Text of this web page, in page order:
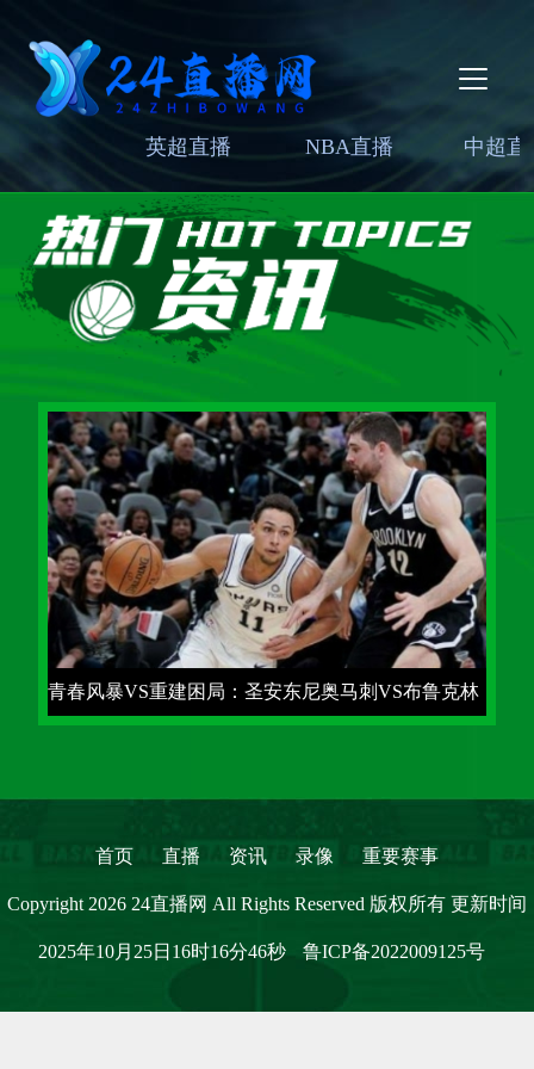
英超直播 NBA直播 中超直
青春风暴VS重建困局：圣安东尼奥马刺VS布鲁克林
首页 直播 资讯 录像 重要赛事
Copyright 2026 24直播网 All Rights Reserved 版权所有 更新时间
2025年10月25日16时16分46秒 鲁ICP备2022009125号